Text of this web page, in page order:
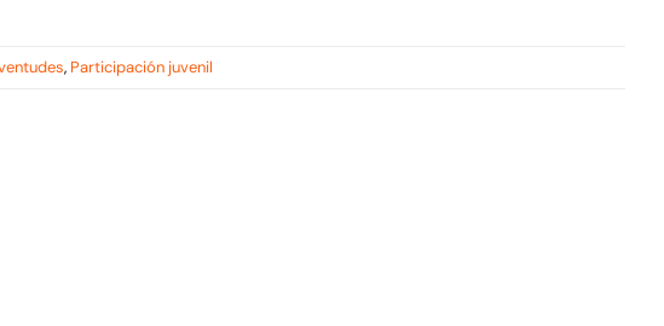
, Participación juvenil